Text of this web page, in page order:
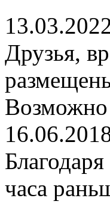
Друзья,
часа